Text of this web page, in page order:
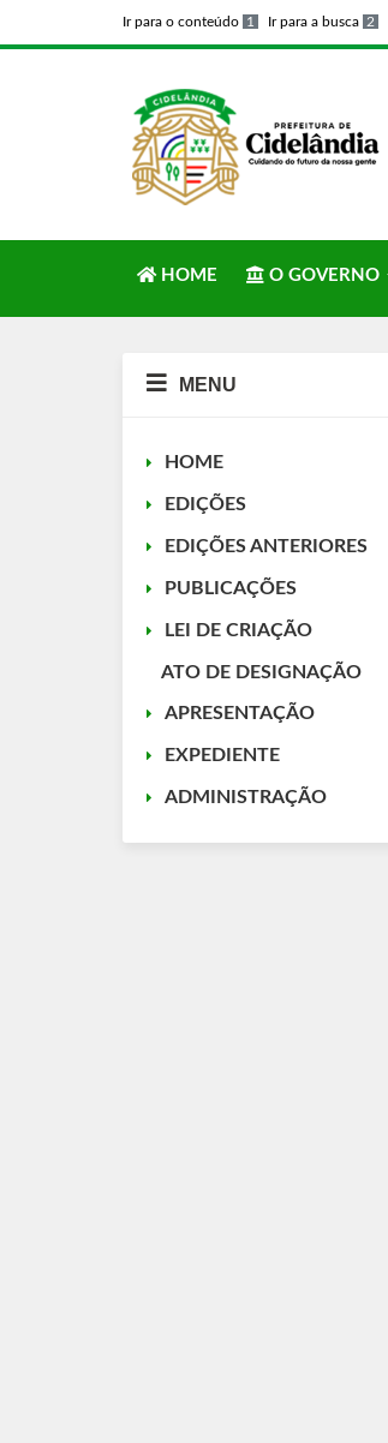
Ir para o conteúdo 1 Ir para a busca 2
HOME O GOVERNO
MENU
HOME
EDIÇÕES
EDIÇÕES ANTERIORES
PUBLICAÇÕES
LEI DE CRIAÇÃO
ATO DE DESIGNAÇÃO
APRESENTAÇÃO
EXPEDIENTE
ADMINISTRAÇÃO